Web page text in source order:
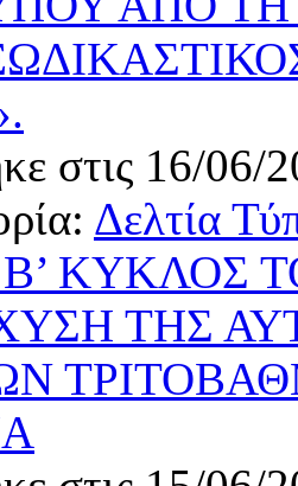
στις 16/06/
Δελτία
ΚΥΚΛΟΣ
ΤΗΣ